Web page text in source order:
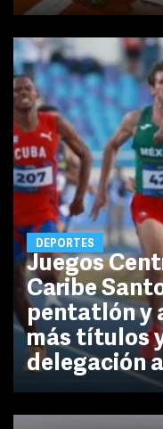
DEPORTES
Juegos
Caribe
pentatlón y
más títulos
delegación